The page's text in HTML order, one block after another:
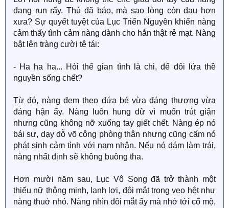
đang run rẩy. Thù đã báo, mà sao lòng còn đau hơn
xưa? Sự quyết tuyệt của Lục Triển Nguyên khiến nàng
cảm thấy tình cảm nàng dành cho hắn thật rẻ mạt. Nàng
bật lên tràng cười tê tái:
- Ha ha ha... Hỏi thế gian tình là chi, để đôi lứa thề
nguyền sống chết?
Từ đó, nàng đem theo đứa bé vừa đáng thương vừa
đáng hận ấy. Nàng luôn hung dữ vì muốn trút giận
nhưng cũng không nỡ xuống tay giết chết. Nàng ép nó
bái sư, dạy dỗ võ công phòng thân nhưng cũng cấm nó
phát sinh cảm tình với nam nhân. Nếu nó dám làm trái,
nàng nhất định sẽ không buông tha.
Hơn mười năm sau, Lục Vô Song đã trở thành một
thiếu nữ thông minh, lanh lợi, đôi mắt trong veo hệt như
nàng thuở nhỏ. Nàng nhìn đôi mắt ấy mà nhớ tới cổ mộ,